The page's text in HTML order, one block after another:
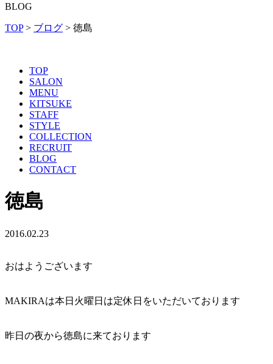
BLOG
TOP> ブログ > 徳島
TOP
SALON
MENU
KITSUKE
STAFF
STYLE
COLLECTION
RECRUIT
BLOG
CONTACT
徳島
2016.02.23
おはようございます
MAKIRAは本日火曜日は定休日をいただいております
昨日の夜から徳島に来ております